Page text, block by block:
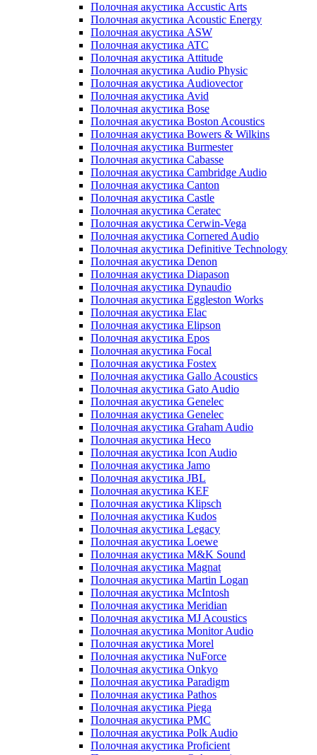
Полочная акустика Accustic Arts
Полочная акустика Acoustic Energy
Полочная акустика ASW
Полочная акустика ATC
Полочная акустика Attitude
Полочная акустика Audio Physic
Полочная акустика Audiovector
Полочная акустика Avid
Полочная акустика Bose
Полочная акустика Boston Acoustics
Полочная акустика Bowers & Wilkins
Полочная акустика Burmester
Полочная акустика Cabasse
Полочная акустика Cambridge Audio
Полочная акустика Canton
Полочная акустика Castle
Полочная акустика Ceratec
Полочная акустика Cerwin-Vega
Полочная акустика Cornered Audio
Полочная акустика Definitive Technology
Полочная акустика Denon
Полочная акустика Diapason
Полочная акустика Dynaudio
Полочная акустика Eggleston Works
Полочная акустика Elac
Полочная акустика Elipson
Полочная акустика Epos
Полочная акустика Focal
Полочная акустика Fostex
Полочная акустика Gallo Acoustics
Полочная акустика Gato Audio
Полочная акустика Genelec
Полочная акустика Genelec
Полочная акустика Graham Audio
Полочная акустика Heco
Полочная акустика Icon Audio
Полочная акустика Jamo
Полочная акустика JBL
Полочная акустика KEF
Полочная акустика Klipsch
Полочная акустика Kudos
Полочная акустика Legacy
Полочная акустика Loewe
Полочная акустика M&K Sound
Полочная акустика Magnat
Полочная акустика Martin Logan
Полочная акустика McIntosh
Полочная акустика Meridian
Полочная акустика MJ Acoustics
Полочная акустика Monitor Audio
Полочная акустика Morel
Полочная акустика NuForce
Полочная акустика Onkyo
Полочная акустика Paradigm
Полочная акустика Pathos
Полочная акустика Piega
Полочная акустика PMC
Полочная акустика Polk Audio
Полочная акустика Proficient